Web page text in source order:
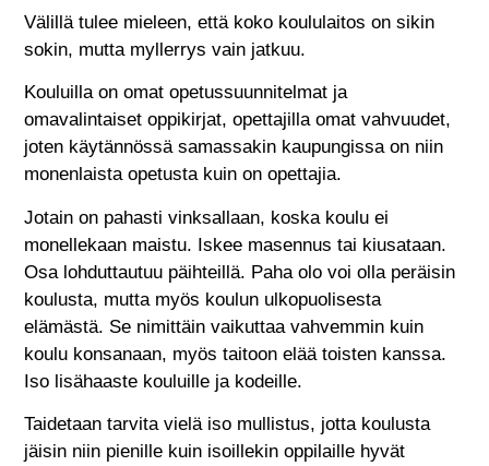
Välillä tulee mieleen, että koko koululaitos on sikin
sokin, mutta myllerrys vain jatkuu.
Kouluilla on omat opetussuunnitelmat ja
omavalintaiset oppikirjat, opettajilla omat vahvuudet,
joten käytännössä samassakin kaupungissa on niin
monenlaista opetusta kuin on opettajia.
Jotain on pahasti vinksallaan, koska koulu ei
monellekaan maistu. Iskee masennus tai kiusataan.
Osa lohduttautuu päihteillä. Paha olo voi olla peräisin
koulusta, mutta myös koulun ulkopuolisesta
elämästä. Se nimittäin vaikuttaa vahvemmin kuin
koulu konsanaan, myös taitoon elää toisten kanssa.
Iso lisähaaste kouluille ja kodeille.
Taidetaan tarvita vielä iso mullistus, jotta koulusta
jäisin niin pienille kuin isoillekin oppilaille hyvät